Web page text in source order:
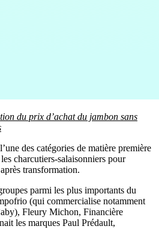
du prix d’achat du jambon sans
des catégories de matière première
charcutiers-salaisonniers pour
transformation.
parmi les plus importants du
(qui commercialise notamment
Fleury Michon, Financière
les marques Paul Prédault,